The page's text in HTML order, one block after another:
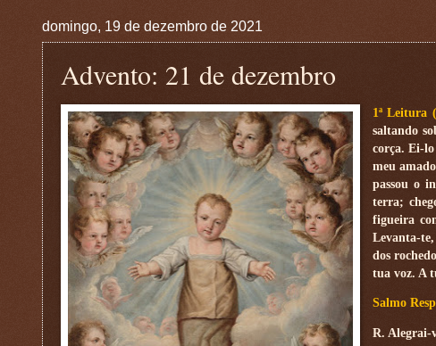
domingo, 19 de dezembro de 2021
Advento: 21 de dezembro
1ª Leitura
saltando
corça. Ei-
meu
passou o
terra;
figueira
Levanta-
dos
tua voz. A
Salmo
R. Alegrai-